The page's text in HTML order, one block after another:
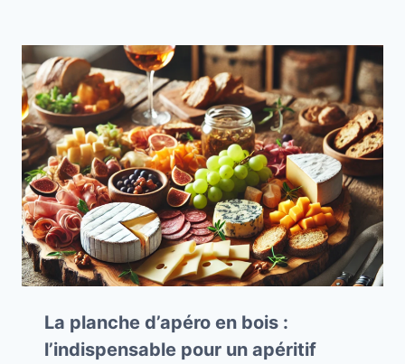
La planche d’apéro en bois :
l’indispensable pour un apéritif